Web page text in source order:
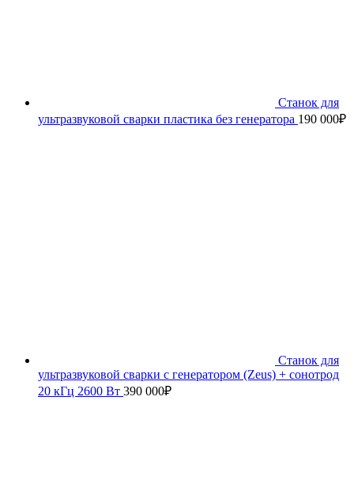
Станок для
ультразвуковой сварки пластика без генератора 190 000₽
Станок для
ультразвуковой сварки с генератором (Zeus) + сонотрод
20 кГц 2600 Вт 390 000₽